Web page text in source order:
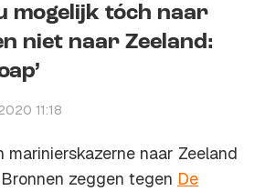
mogelijk tóch naar
niet naar Zeeland:
11:18
marinierskazerne naar Zeeland
zeggen tegen De